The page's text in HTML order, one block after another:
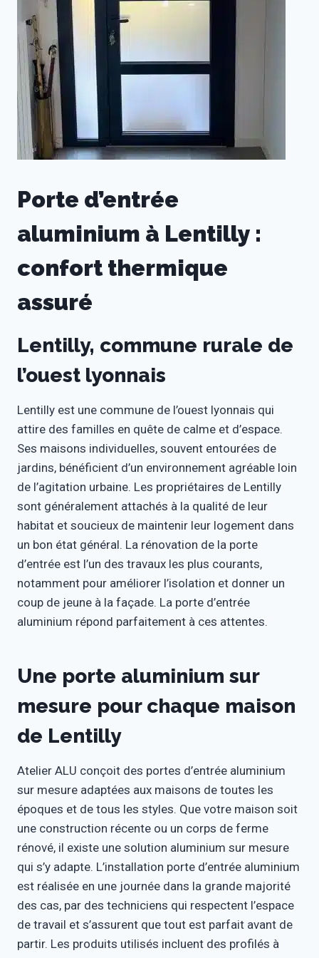
Porte d’entrée
aluminium à Lentilly :
confort thermique
assuré
Lentilly, commune rurale de
l’ouest lyonnais
Lentilly est une commune de l’ouest lyonnais qui
attire des familles en quête de calme et d’espace.
Ses maisons individuelles, souvent entourées de
jardins, bénéficient d’un environnement agréable loin
de l’agitation urbaine. Les propriétaires de Lentilly
sont généralement attachés à la qualité de leur
habitat et soucieux de maintenir leur logement dans
un bon état général. La rénovation de la porte
d’entrée est l’un des travaux les plus courants,
notamment pour améliorer l’isolation et donner un
coup de jeune à la façade. La porte d’entrée
aluminium répond parfaitement à ces attentes.
Une porte aluminium sur
mesure pour chaque maison
de Lentilly
Atelier ALU conçoit des portes d’entrée aluminium
sur mesure adaptées aux maisons de toutes les
époques et de tous les styles. Que votre maison soit
une construction récente ou un corps de ferme
rénové, il existe une solution aluminium sur mesure
qui s’y adapte. L’installation porte d’entrée aluminium
est réalisée en une journée dans la grande majorité
des cas, par des techniciens qui respectent l’espace
de travail et s’assurent que tout est parfait avant de
partir. Les produits utilisés incluent des profilés à